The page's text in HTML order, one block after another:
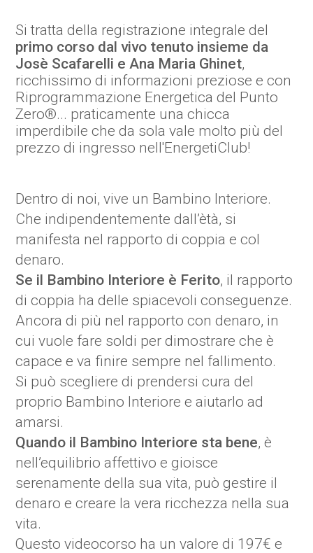
Si tratta della registrazione integrale del
primo corso dal vivo tenuto insieme da
Josè Scafarelli e Ana Maria Ghinet,
ricchissimo di informazioni preziose e con
Riprogrammazione Energetica del Punto
Zero®... praticamente una chicca
imperdibile che da sola vale molto più del
prezzo di ingresso nell'EnergetiClub!
Dentro di noi, vive un Bambino Interiore.
Che indipendentemente dall’ètà, si
manifesta nel rapporto di coppia e col
denaro.
Se il Bambino Interiore è Ferito, il rapporto
di coppia ha delle spiacevoli conseguenze.
Ancora di più nel rapporto con denaro, in
cui vuole fare soldi per dimostrare che è
capace e va finire sempre nel fallimento.
Si può scegliere di prendersi cura del
proprio Bambino Interiore e aiutarlo ad
amarsi.
Quando il Bambino Interiore sta bene, è
nell’equilibrio affettivo e gioisce
serenamente della sua vita, può gestire il
denaro e creare la vera ricchezza nella sua
vita.
Questo videocorso ha un valore di 197€ e